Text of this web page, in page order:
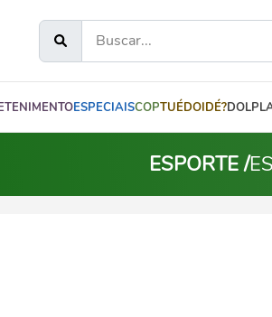
ESPECIAISCOPTUÉDOIDÉ?
ESPORTE /